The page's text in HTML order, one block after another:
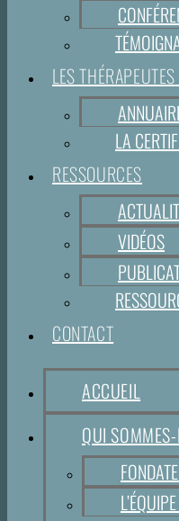
LES
LA
RESSOURCES
VIDÉOS
CONTACT
ACCUEIL
QUI